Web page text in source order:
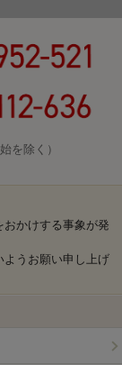
を除く）
かけする事象が発
ようお願い申し上げ